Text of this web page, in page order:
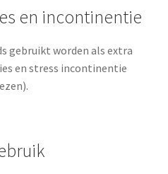
en incontinentie
gebruikt worden als extra
en stress incontinentie